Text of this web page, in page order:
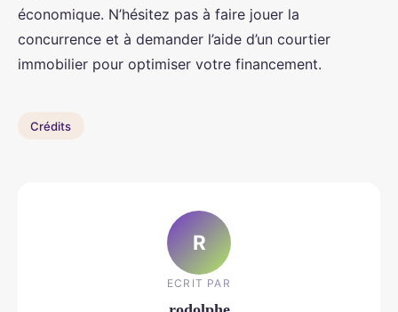
économique. N’hésitez pas à faire jouer la
concurrence et à demander l’aide d’un courtier
immobilier pour optimiser votre financement.
Crédits
R
ECRIT PAR